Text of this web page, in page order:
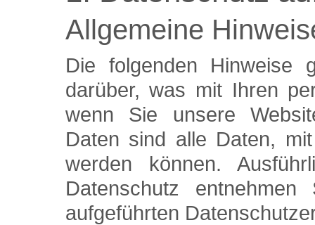
Allgemeine
Die folgenden Hinweise
darüber, was mit Ihren
wenn Sie unsere
Daten sind alle Daten,
werden können.
Datenschutz
aufgeführten